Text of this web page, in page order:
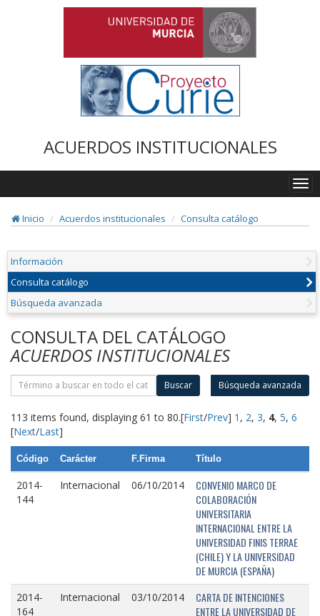
ACUERDOS INSTITUCIONALES
Inicio
Acuerdos institucionales Consulta catálogo
Información
Consulta catálogo
Búsqueda avanzada
CONSULTA DEL CATÁLOGO
ACUERDOS INSTITUCIONALES
Buscar Búsqueda avanzada
113 items found, displaying 61 to 80.[First/Prev] 1 , 2, 3, 4, 5, 6
[Next/Last]
Código Carácter F.Firma Título
2014-
144
Internacional 06/10/2014
CONVENIO MARCO DE
COLABORACIÓN
UNIVERSITARIA
INTERNACIONAL ENTRE LA
UNIVERSIDAD FINIS TERRAE
(CHILE) Y LA UNIVERSIDAD
DE MURCIA (ESPAÑA)
2014-
164
Internacional 03/10/2014
CARTA DE INTENCIONES
ENTRE LA UNIVERSIDAD DE